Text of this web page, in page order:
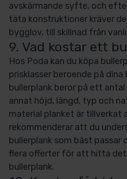
avskärmande syfte, och
täta konstruktioner kräver
bygglov, till skillnad från
9. Vad kostar ett
Hos Poda kan du köpa
prisklasser beroende på
bullerplank beror på ett
annat höjd, längd, typ och
material planket är tillverkat
rekommenderar att du
bullerplank som bäst passar
flera offerter för att hitta
bullerplank.